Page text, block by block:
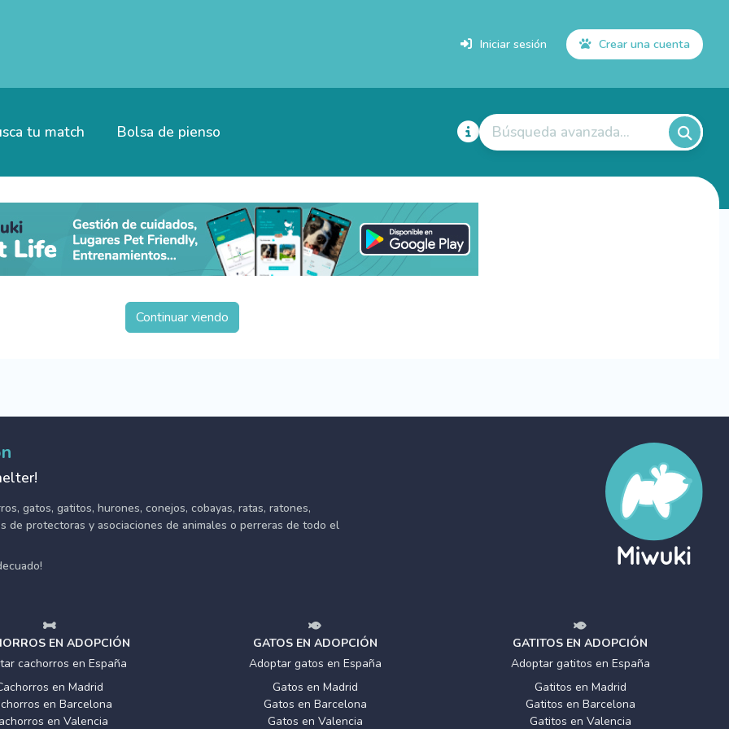
Iniciar sesión Crear una cuenta
tu match Bolsa de pienso Búsqueda avanzada...
Continuar viendo
gatos, gatitos, hurones, conejos, cobayas, ratas, ratones,
de protectoras y asociaciones de animales o perreras de todo el
EN ADOPCIÓN
cachorros en España
en Madrid
en Barcelona
en Valencia
GATOS EN ADOPCIÓN
Adoptar gatos en España
Gatos en Madrid
Gatos en Barcelona
Gatos en Valencia
GATITOS EN ADOPCIÓN
Adoptar gatitos en España
Gatitos en Madrid
Gatitos en Barcelona
Gatitos en Valencia